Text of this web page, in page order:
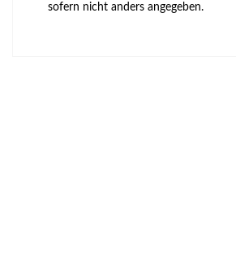
sofern nicht anders angegeben.